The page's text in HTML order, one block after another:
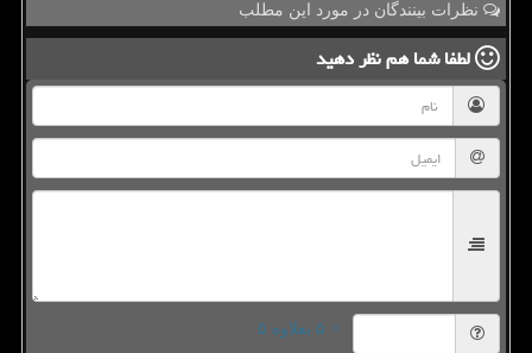
نظرات بینندگان در مورد این مطلب
لطفا شما همنظر دهید
= ۵ بعلاوه ۵